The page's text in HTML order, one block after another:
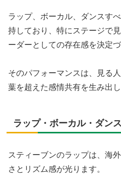
ラップ、ボーカル、ダンスす
持しており、特にステージで
ーダーとしての存在感を決定づ
そのパフォーマンスは、見る
葉を超えた感情共有を生み出し
ラップ・ボーカル・ダン
スティーブンのラップは、海
さとリズム感が光ります。